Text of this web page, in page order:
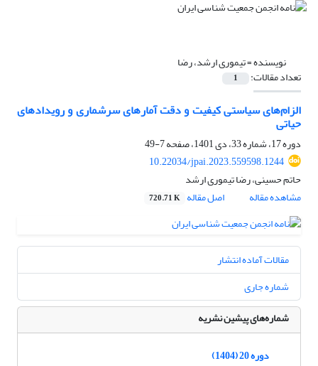
نویسنده =تیموری ارشد، رضا
تعداد مقالات: 1
الزام‌های سیاستی کیفیت و دقت آمار‌های سرشماری و رویدادهای
حیاتی
دوره 17، شماره 33، دی 1401، صفحه
7-49
10.22034/jpai.2023.559598.1244
حاتم حسینی، رضا تیموری ارشد
مشاهده مقاله
اصل مقاله 720.71 K
مقالات آماده انتشار
شماره جاری
شماره‌های پیشین نشریه
دوره 20 (1404)